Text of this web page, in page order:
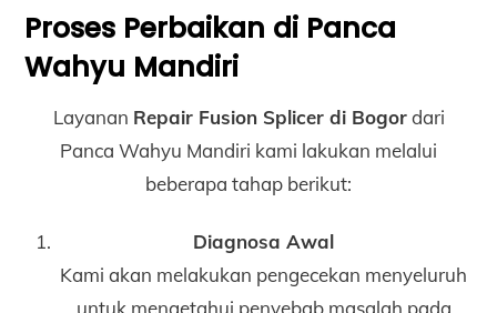
Proses Perbaikan di Panca
Wahyu Mandiri
Layanan Repair Fusion Splicer di Bogordari
Panca Wahyu Mandiri kami lakukan melalui
beberapa tahap berikut:
Diagnosa Awal
Kami akan melakukan pengecekan menyeluruh
untuk mengetahui penyebab masalah pada